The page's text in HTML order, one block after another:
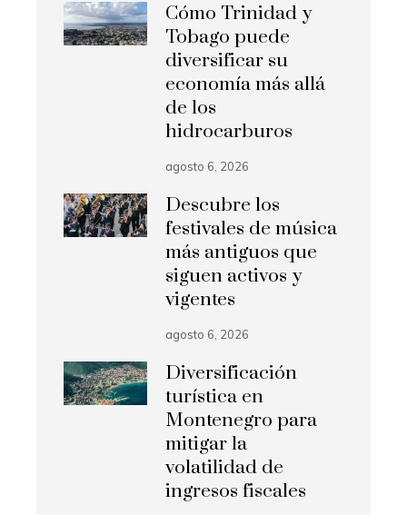
Cómo Trinidad y
Tobago puede
diversificar su
economía más allá
de los
hidrocarburos
agosto 6, 2026
Descubre los
festivales de música
más antiguos que
siguen activos y
vigentes
agosto 6, 2026
Diversificación
turística en
Montenegro para
mitigar la
volatilidad de
ingresos fiscales